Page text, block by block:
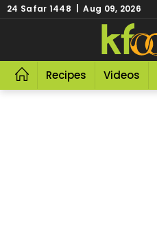
24 Safar 1448 | Aug 09, 2026
Recipes Videos